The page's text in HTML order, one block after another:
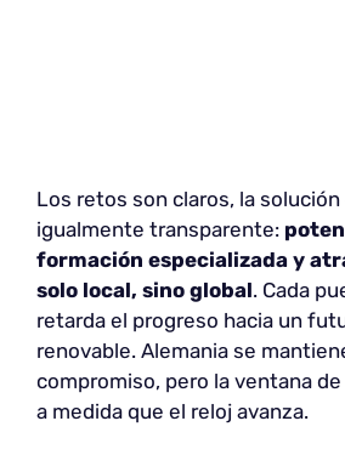
Los retos son claros, la
igualmente transparente:
formación especializada y
solo local, sino global. Cada
retarda el progreso hacia un
renovable. Alemania se
compromiso, pero la ventana
a medida que el reloj avanza.